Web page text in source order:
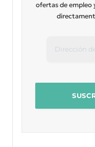
ofertas de empleo